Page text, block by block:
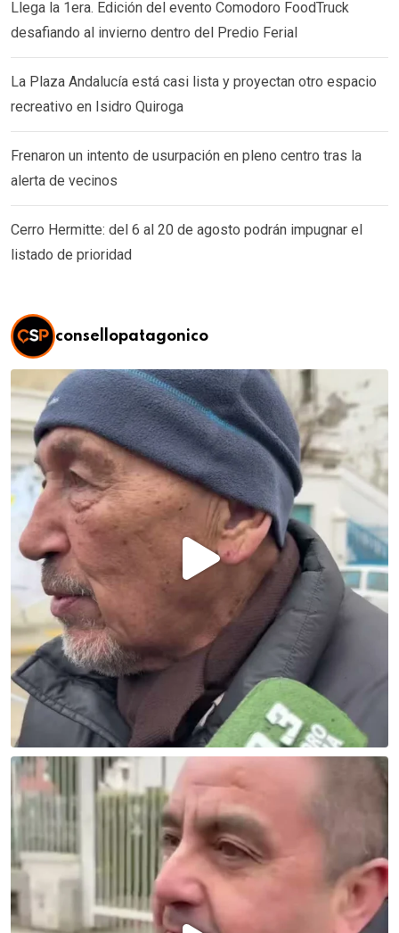
Llega la 1era. Edición del evento Comodoro FoodTruck
desafiando al invierno dentro del Predio Ferial
La Plaza Andalucía está casi lista y proyectan otro espacio
recreativo en Isidro Quiroga
Frenaron un intento de usurpación en pleno centro tras la
alerta de vecinos
Cerro Hermitte: del 6 al 20 de agosto podrán impugnar el
listado de prioridad
consellopatagonico